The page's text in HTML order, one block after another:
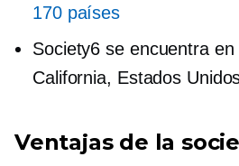
170 países
Society6 se encuentra
California, Estados
Ventajas de la